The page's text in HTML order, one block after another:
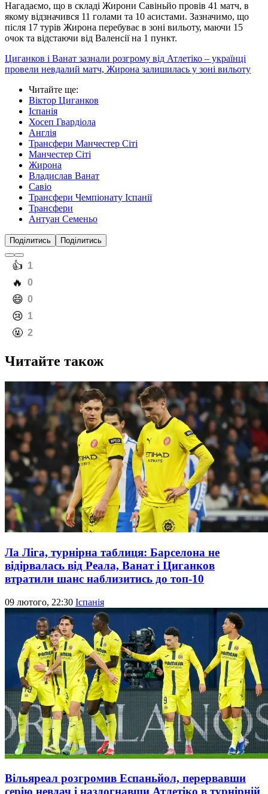
Нагадаємо, що в складі Жирони Савіньйо провів 41 матч, в
якому відзначився 11 голами та 10 асистами. Зазначимо, що
після 17 турів Жирона перебуває в зоні вильоту, маючи 15
очок та відстаючи від Валенсії на 1 пункт.
Циганков і Ванат зазнали розгрому від Атлетіко – українці
провели невдалий матч, Жирона залишилась у зоні вильоту
Читайте ще:
Віктор Циганков
Іспанія
Хосеп Гвардіола
Англія
Трансфери Манчестер Сіті
Манчестер Сіті
Жирона
Владислав Ванат
Савіо
Трансфери Чемпіонату Іспанії
Трансфери
Антуан Семеньо
Поділитись Поділитись
️👍 1
️🔥 0
️😄 0
️😢 1
️🤬 2
Читайте також
Ла Ліга, турнірна таблиця: Барселона не
відірвалась від Реала, Ванат і Циганков
втратили шанс наблизитись до топ-10
09 лютого, 22:30 Іспанія
Вільяреал розгромив Еспаньйол, перервавши